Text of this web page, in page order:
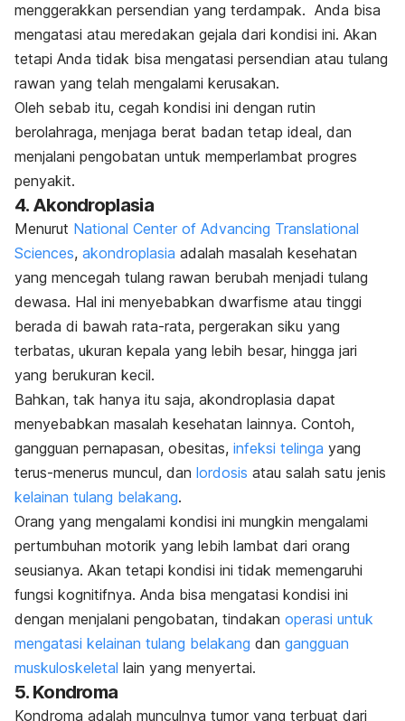
menggerakkan persendian yang terdampak. Anda bisa
mengatasi atau meredakan gejala dari kondisi ini. Akan
tetapi Anda tidak bisa mengatasi persendian atau tulang
rawan yang telah mengalami kerusakan.
Oleh sebab itu, cegah kondisi ini dengan rutin
berolahraga, menjaga berat badan tetap ideal, dan
menjalani pengobatan untuk memperlambat progres
penyakit.
4. Akondroplasia
Menurut National Center of Advancing Translational
Sciences, akondroplasia adalah masalah kesehatan
yang mencegah tulang rawan berubah menjadi tulang
dewasa. Hal ini menyebabkan dwarfisme atau tinggi
berada di bawah rata-rata, pergerakan siku yang
terbatas, ukuran kepala yang lebih besar, hingga jari
yang berukuran kecil.
Bahkan, tak hanya itu saja, akondroplasia dapat
menyebabkan masalah kesehatan lainnya. Contoh,
gangguan pernapasan, obesitas, infeksi telinga yang
terus-menerus muncul, dan lordosis atau salah satu jenis
kelainan tulang belakang.
Orang yang mengalami kondisi ini mungkin mengalami
pertumbuhan motorik yang lebih lambat dari orang
seusianya. Akan tetapi kondisi ini tidak memengaruhi
fungsi kognitifnya. Anda bisa mengatasi kondisi ini
dengan menjalani pengobatan, tindakan operasi untuk
mengatasi kelainan tulang belakang dan gangguan
muskuloskeletal lain yang menyertai.
5. Kondroma
Kondroma adalah munculnya tumor yang terbuat dari